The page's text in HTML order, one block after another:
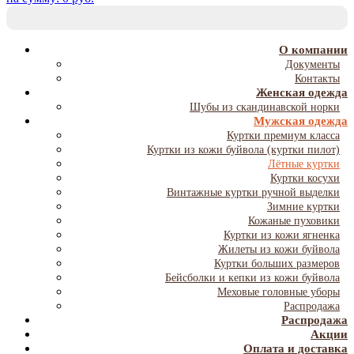
О компании
Документы
Контакты
Женская одежда
Шубы из скандинавской норки
Мужская одежда
Куртки премиум класса
Куртки из кожи буйвола (куртки пилот)
Лётные куртки
Куртки косухи
Винтажные куртки ручной выделки
Зимние куртки
Кожаные пуховики
Куртки из кожи ягненка
Жилеты из кожи буйвола
Куртки больших размеров
Бейсболки и кепки из кожи буйвола
Меховые головные уборы
Распродажа
Распродажа
Акции
Оплата и доставка